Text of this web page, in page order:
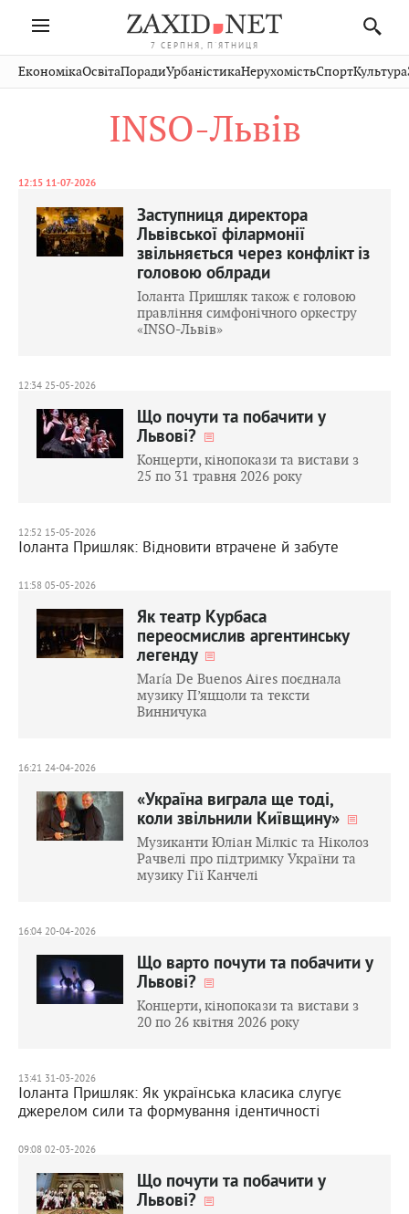
7 СЕРПНЯ, П'ЯТНИЦЯ
Івано-
Франківськ
Рівне
Чернівці
Стрий
Хмельницький
Публікації
Авто СловкоКультура
Кіно Дім Спорт
ЕкономікаОсвітаПорадиУрбаністикаНерухомістьСпортКультура
INSO-Львів
12:15 11-07-2026
Заступниця директора
Львівської філармонії
звільняється через конфлікт із
головою облради
Іоланта Пришляк також є головою
правління симфонічного оркестру
«ІNSO-Львів»
12:34 25-05-2026
Що почути та побачити у
Львові?
Концерти, кінопокази та вистави з
25 по 31 травня 2026 року
12:52 15-05-2026
Іоланта Пришляк: Відновити втрачене й забуте
11:58 05-05-2026
Як театр Курбаса
переосмислив аргентинську
легенду
María De Buenos Aires поєднала
музику П’яццоли та тексти
Винничука
16:21 24-04-2026
«Україна виграла ще тоді,
коли звільнили Київщину»
Музиканти Юліан Мілкіс та Ніколоз
Рачвелі про підтримку України та
музику Гії Канчелі
16:04 20-04-2026
Що варто почути та побачити у
Львові?
Концерти, кінопокази та вистави з
20 по 26 квітня 2026 року
13:41 31-03-2026
Іоланта Пришляк: Як українська класика слугує
джерелом сили та формування ідентичності
09:08 02-03-2026
Що почути та побачити у
Львові?